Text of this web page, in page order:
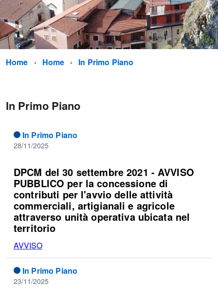
Home Home In Primo Piano
In Primo Piano
In Primo Piano
28/11/2025
DPCM del 30 settembre 2021 - AVVISO
PUBBLICO per la concessione di
contributi per l'avvio delle attività
commerciali, artigianali e agricole
attraverso unità operativa ubicata nel
territorio
AVVISO
In Primo Piano
23/11/2025